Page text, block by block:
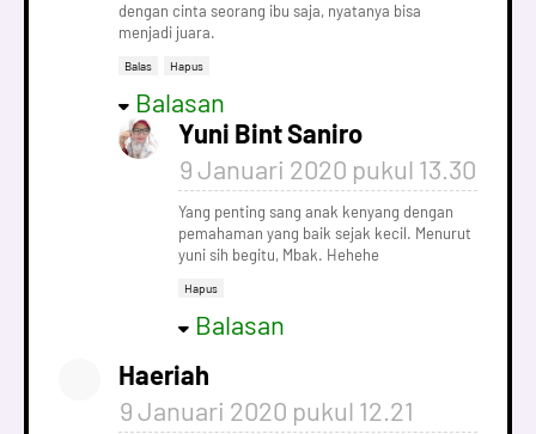
dengan cinta seorang ibu saja, nyatanya bisa
menjadi juara.
Balas Hapus
Balasan
Yuni Bint Saniro
9 Januari 2020 pukul 13.30
Yang penting sang anak kenyang dengan
pemahaman yang baik sejak kecil. Menurut
yuni sih begitu, Mbak. Hehehe
Hapus
Balasan
Haeriah
9 Januari 2020 pukul 12.21